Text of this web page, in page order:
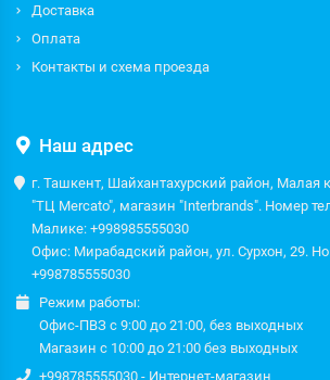
Доставка
Оплата
Контакты и схема проезда
Наш адрес
г. Ташкент, Шайхантахурский район, Малая
"ТЦ Mercato", магазин "Interbrands". Номер
Малике: +998985555030
Офис: Мирабадский район, ул. Сурхон, 29.
+998785555030
Режим работы:
Офис-ПВЗ с 9:00 до 21:00, без выходных
Магазин с 10:00 до 21:00 без выходных
+998785555030 - Интернет-магазин